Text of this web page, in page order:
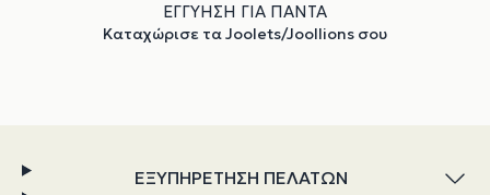
ΕΓΓΥΗΣΗ ΓΙΑ ΠΑΝΤΑ
Καταχώρισε τα Joolets/Joollions σου
ΕΞΥΠΗΡΕΤΗΣΗ ΠΕΛΑΤΩΝ